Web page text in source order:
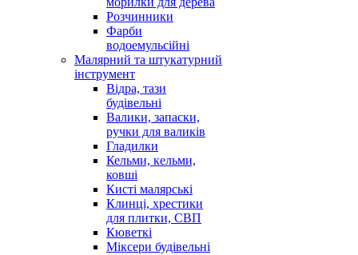
Розчинники
Фарби
водоемульсійні
Малярний та штукатурний
інструмент
Відра, тази
будівельні
Валики, запаски,
ручки для валиків
Гладилки
Кельми, кельми,
ковші
Кисті малярські
Клинці, хрестики
для плитки, СВП
Кюветкі
Міксери будівельні